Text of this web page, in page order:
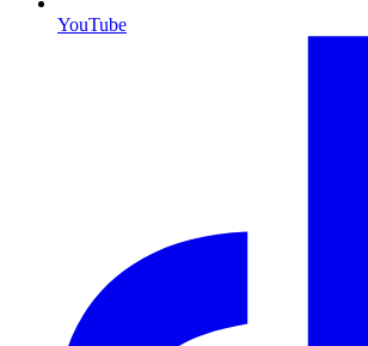
YouTube